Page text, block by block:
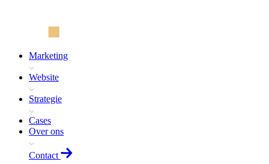
Marketing
Website
Strategie
Cases
Over ons
Contact